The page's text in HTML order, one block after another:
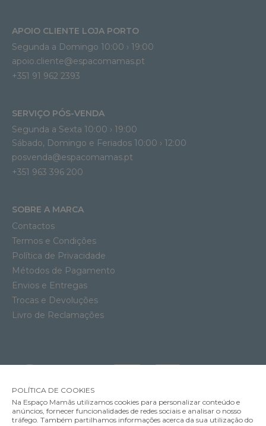
APOIO CLIENTE LOJA PORTO
Segunda a Domingo 10:00 › 19:00
apoio.cliente@espacomamas.pt
+351 91 962 2393
SERVIÇO PÓS-VENDA
Segunda a Sexta 10:00 › 19:00
Sábado, Domingo e Feriados 10:00 › 12:00
posvenda@espacomamas.pt
+351 963 396 200
SOBRE A MARCA
Contactos
Termos e Condições
Política de Privacidade
Métodos de Pagamento
Envios e Entregas
Trocas e Devoluções
Livro de Reclamações
POLÍTICA DE COOKIES
Na Espaço Mamãs utilizamos cookies para personalizar conteúdo e
anúncios, fornecer funcionalidades de redes sociais e analisar o nosso
tráfego. Também partilhamos informações acerca da sua utilização do